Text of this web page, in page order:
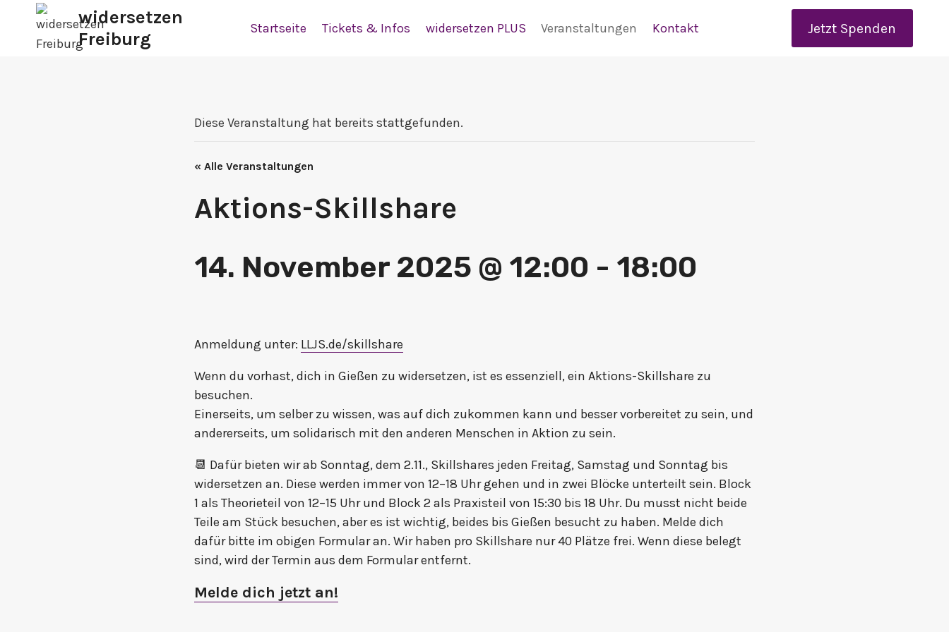
springen
widersetzen
Freiburg
Startseite Tickets & Infos widersetzen PLUS Veranstaltungen Kontakt Jetzt Spenden
Diese Veranstaltung hat bereits stattgefunden.
« Alle Veranstaltungen
Aktions-Skillshare
14. November 2025 @ 12:00 - 18:00
Anmeldung unter: LLJS.de/skillshare
Wenn du vorhast, dich in Gießen zu widersetzen, ist es essenziell, ein Aktions-Skillshare zu
besuchen.
Einerseits, um selber zu wissen, was auf dich zukommen kann und besser vorbereitet zu sein, und
andererseits, um solidarisch mit den anderen Menschen in Aktion zu sein.
📆 Dafür bieten wir ab Sonntag, dem 2.11., Skillshares jeden Freitag, Samstag und Sonntag bis
widersetzen an. Diese werden immer von 12–18 Uhr gehen und in zwei Blöcke unterteilt sein. Block
1 als Theorieteil von 12–15 Uhr und Block 2 als Praxisteil von 15:30 bis 18 Uhr. Du musst nicht beide
Teile am Stück besuchen, aber es ist wichtig, beides bis Gießen besucht zu haben. Melde dich
dafür bitte im obigen Formular an. Wir haben pro Skillshare nur 40 Plätze frei. Wenn diese belegt
sind, wird der Termin aus dem Formular entfernt.
Melde dich jetzt an!